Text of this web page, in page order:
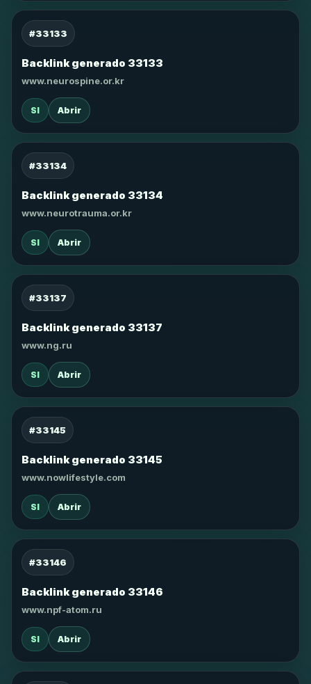
#33133
Backlink generado 33133
www.neurospine.or.kr
SI Abrir
#33134
Backlink generado 33134
www.neurotrauma.or.kr
SI Abrir
#33137
Backlink generado 33137
www.ng.ru
SI Abrir
#33145
Backlink generado 33145
www.nowlifestyle.com
SI Abrir
#33146
Backlink generado 33146
www.npf-atom.ru
SI Abrir